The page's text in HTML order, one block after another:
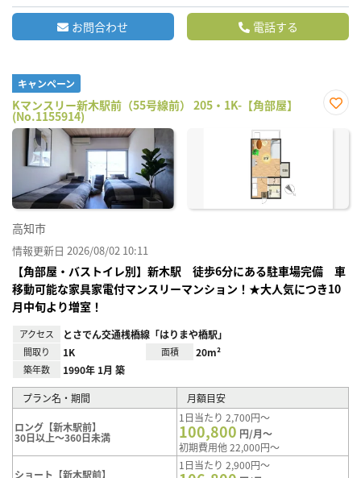
お問合わせ 電話する
キャンペーン
Kマンスリー新木駅前（55号線前） 205・1K-【角部屋】
(No.1155914)
に入
高知市
情報更新日 2026/08/02 10:11
【角部屋・バストイレ別】新木駅 徒歩6分にある駐車場完備 車
移動可能な家具家電付マンスリーマンション！★大人気につき10
月中旬より増室！
アクセス とさでん交通桟橋線「はりまや橋駅」
間取り 1K 面積 20m²
築年数 1990年 1月 築
プラン名・期間 月額目安
ロング【新木駅前】
30日以上～360日未満
1日当たり 2,700円～
100,800 円/月～
初期費用他 22,000円～
ショート【新木駅前】
1日当たり 2,900円～